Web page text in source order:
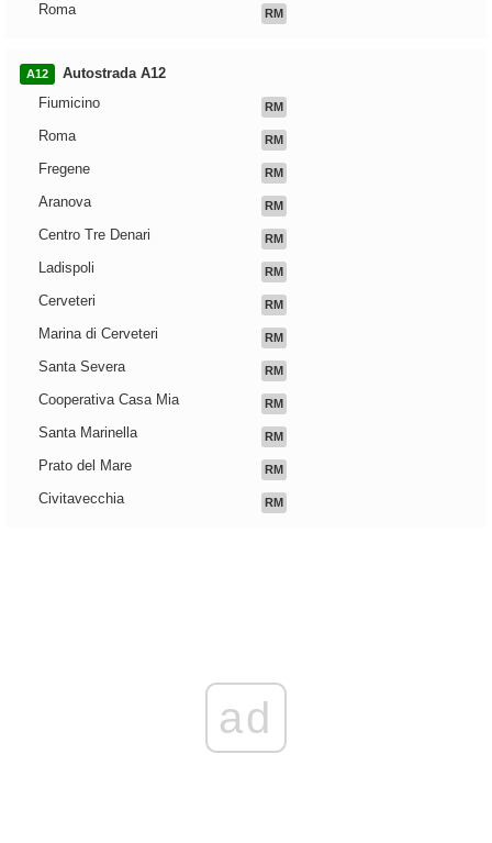
Roma
RM
A12
Autostrada A12
Fiumicino
RM
Roma RM
Fregene RM
Aranova RM
Centro Tre Denari RM
Ladispoli RM
Cerveteri RM
Marina di Cerveteri RM
Santa Severa RM
Cooperativa Casa Mia RM
Santa Marinella RM
Prato del Mare RM
Civitavecchia RM
ad